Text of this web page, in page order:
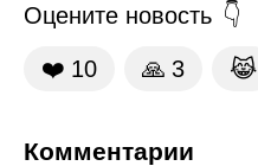
Оцените новость
❤️ 10 🙏 3 😹
Комментарии